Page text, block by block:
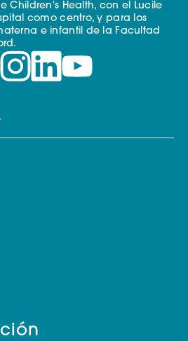
Children's Health, con el Lucile
como centro, y para los
e infantil de la Facultad